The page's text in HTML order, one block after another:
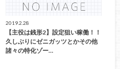
2019.2.28
【主役は銭形2】設定狙い稼働！！
久しぶりにゼニガッツとかその他
諸々の特化ゾー…